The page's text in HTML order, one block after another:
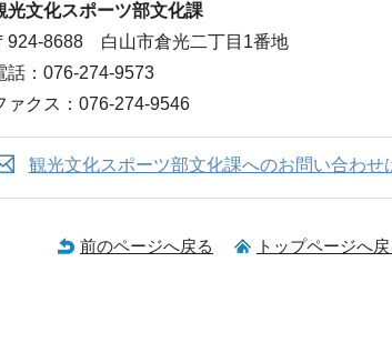
光文化スポーツ部文化課
924-8688 白山市倉光二丁目1番地
話：076-274-9573
ァクス：076-274-9546
観光文化スポーツ部文化課へのお問い合わせ
前のページへ戻る トップページへ戻